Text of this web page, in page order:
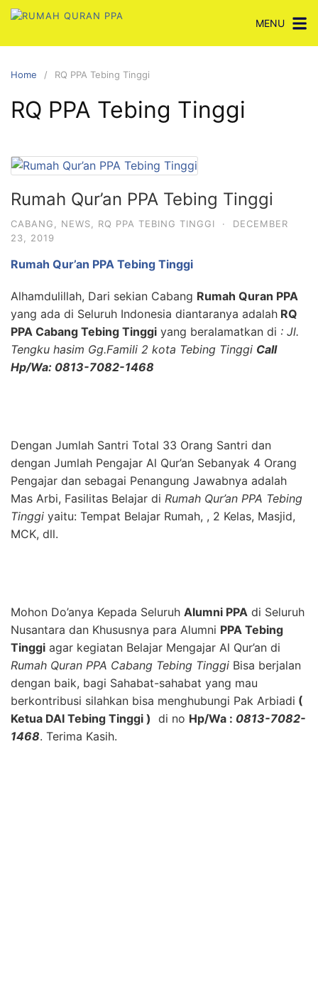
Skip
content
MENU
Home RQ PPA Tebing Tinggi
RQ PPA Tebing Tinggi
Rumah Qur’an PPA Tebing Tinggi
CABANG NEWS RQ PPA TEBING TINGGI ·
DECEMBER
23, 2019
Rumah Qur’an PPA Tebing Tinggi
Alhamdulillah, Dari sekian Cabang Rumah Quran PPA
yang ada di Seluruh Indonesia diantaranya adalah RQ
PPA Cabang Tebing Tinggi yang beralamatkan di : Jl.
Tengku hasim Gg.Famili 2 kota Tebing Tinggi Call
Hp/Wa: 0813-7082-1468
Dengan Jumlah Santri Total 33 Orang Santri dan
dengan Jumlah Pengajar Al Qur’an Sebanyak 4 Orang
Pengajar dan sebagai Penangung Jawabnya adalah
Mas Arbi, Fasilitas Belajar di Rumah Qur’an PPA Tebing
Tinggi yaitu: Tempat Belajar Rumah, , 2 Kelas, Masjid,
MCK, dll.
Mohon Do’anya Kepada Seluruh Alumni PPA di Seluruh
Nusantara dan Khususnya para Alumni PPA Tebing
Tinggi agar kegiatan Belajar Mengajar Al Qur’an di
Rumah Quran PPA Cabang Tebing Tinggi Bisa berjalan
dengan baik, bagi Sahabat-sahabat yang mau
berkontribusi silahkan bisa menghubungi Pak Arbiadi (
Ketua DAI Tebing Tinggi ) di no Hp/Wa : 0813-7082-
1468. Terima Kasih.